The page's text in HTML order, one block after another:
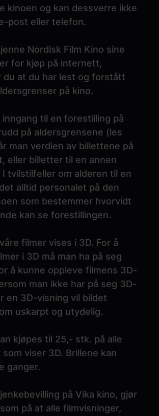
kinoen og kan dessverre ikke
post eller telefon.
Nordisk Film Kino sine
for kjøp på internett,
du at du har lest og forstått
på kino.
til en forestilling på
på aldersgrensene (les
man verdien av billettene på
eller billetter til en annen
tvilstilfeller om alderen til en
alltid personalet på den
som bestemmer hvorvidt
kan se forestillingen.
filmer vises i 3D. For å
i 3D må man ha på seg
å kunne oppleve filmens 3D-
man ikke har på seg 3D-
en 3D-visning vil bildet
uskarpt og utydelig.
kjøpes til 25,- stk. på alle
viser 3D. Brillene kan
ganger.
på Vika kino, gjør
på at alle filmvisninger,